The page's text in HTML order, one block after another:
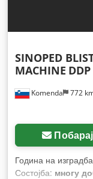
Komenda 772
SINOPED
MACHINE
Година на
Состојба: многу